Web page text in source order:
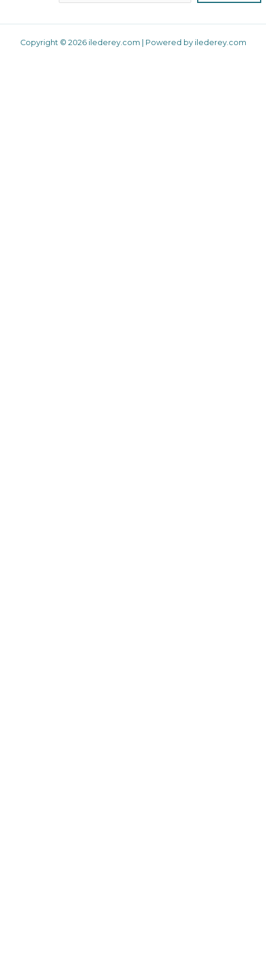
Copyright © 2026 ilederey.com | Powered by ilederey.com